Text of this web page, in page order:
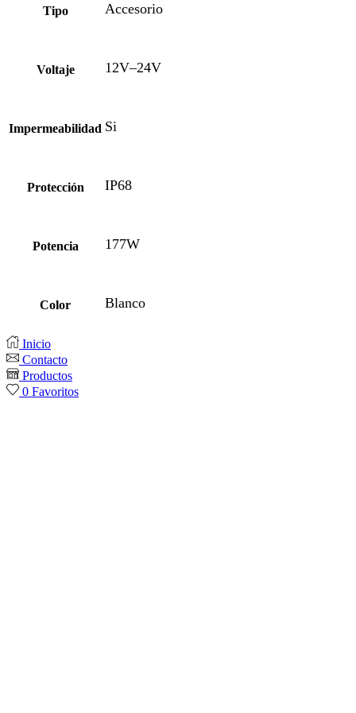
Tipo Accesorio
Voltaje 12V–24V
Impermeabilidad Si
Protección IP68
Potencia 177W
Color Blanco
Inicio
Contacto
Productos
0 Favoritos